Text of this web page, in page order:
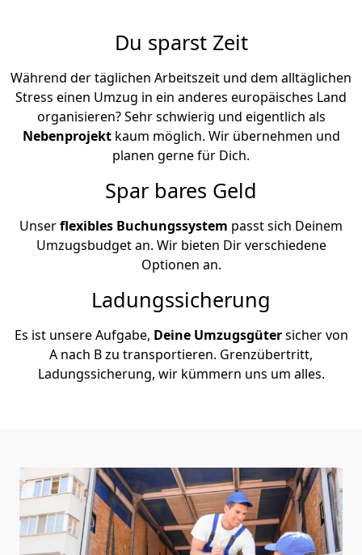
Du sparst Zeit
Während der täglichen Arbeitszeit und dem alltäglichen
Stress einen Umzug in ein anderes europäisches Land
organisieren? Sehr schwierig und eigentlich als
Nebenprojekt kaum möglich. Wir übernehmen und
planen gerne für Dich.
Spar bares Geld
Unserflexibles Buchungssystem passt sich Deinem
Umzugsbudget an. Wir bieten Dir verschiedene
Optionen an.
Ladungssicherung
Es ist unsere Aufgabe, Deine Umzugsgütersicher von
A nach B zu transportieren. Grenzübertritt,
Ladungssicherung, wir kümmern uns um alles.